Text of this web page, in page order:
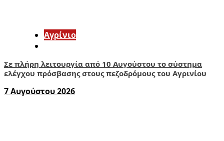
Aγρίνιο
Σε πλήρη λειτουργία από 10 Αυγούστου το σύστημα
ελέγχου πρόσβασης στους πεζοδρόμους του Αγρινίου
7 Αυγούστου 2026